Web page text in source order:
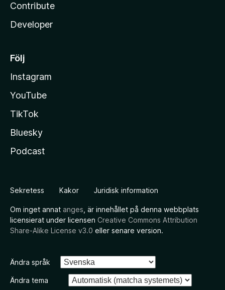
Contribute
Developer
Följ
Instagram
YouTube
TikTok
Bluesky
Podcast
Sekretess Kakor Juridisk information
Om inget annat anges , är innehållet på denna webbplats
licensierat under licensen Creative Commons Attribution
Share-Alike License v3.0 eller senare version.
Ändra språk
Ändra tema